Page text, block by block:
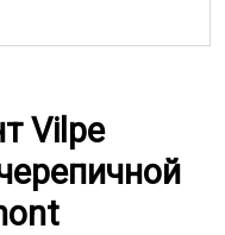
Vilpe
Vilpe